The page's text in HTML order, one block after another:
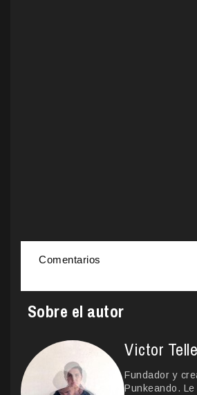
Comentarios
Sobre el autor
Victor
Fundador y
Punkeando.